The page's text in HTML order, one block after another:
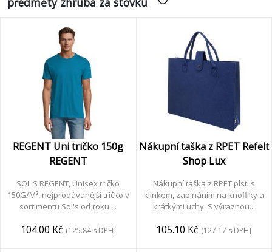
REGENT Uni tričko 150g
REGENT
SOL'S REGENT, Unisex tričko
150G/M², nejprodávanější tričko v
sortimentu Sol's od roku ...
104.00 Kč (125.84 s DPH]
Nákupní taška z RPET Refelt
Shop Lux
Nákupní taška z RPET plsti s
klínkem, zapínáním na knoflíky a
krátkými uchy. S výraznou...
105.10 Kč (127.17 s DPH]